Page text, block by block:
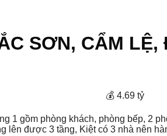
SƠN, CẨM LỆ,
💰 4.69 tỷ
1 gồm phòng khách, phòng bếp, 2
lên được 3 tầng, Kiệt có 3 nhà nên